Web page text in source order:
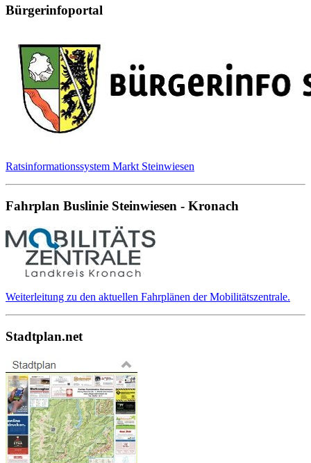
Bürgerinfoportal
Ratsinformationssystem Markt Steinwiesen
Fahrplan Buslinie Steinwiesen - Kronach
Weiterleitung zu den aktuellen Fahrplänen der Mobilitätszentrale.
Stadtplan.net